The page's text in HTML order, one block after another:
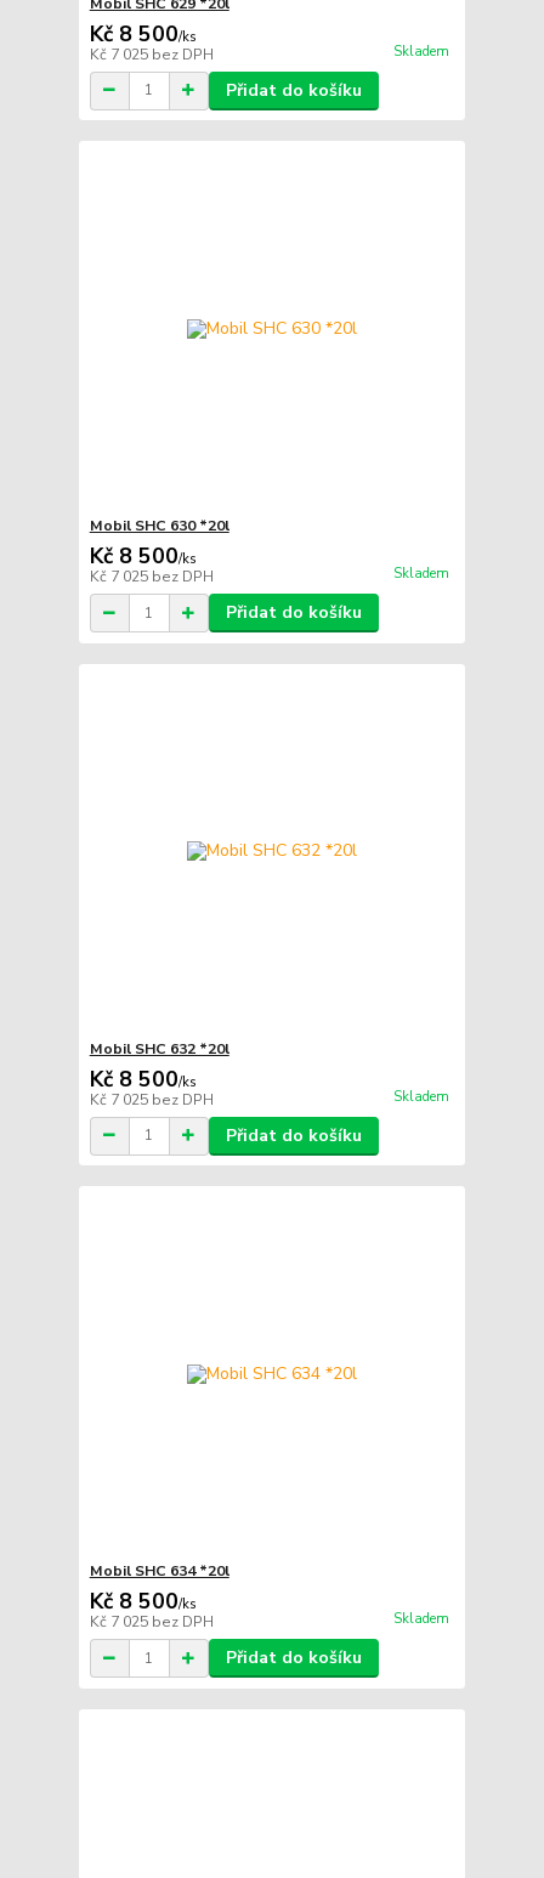
Kč 8 500/ks
Kč 7 025 bez DPH Skladem
Přidat do košíku
Mobil SHC 630 *20l
Kč 8 500/ks
Kč 7 025 bez DPH Skladem
Přidat do košíku
Mobil SHC 632 *20l
Kč 8 500/ks
Kč 7 025 bez DPH Skladem
Přidat do košíku
Mobil SHC 634 *20l
Kč 8 500/ks
Kč 7 025 bez DPH Skladem
Přidat do košíku